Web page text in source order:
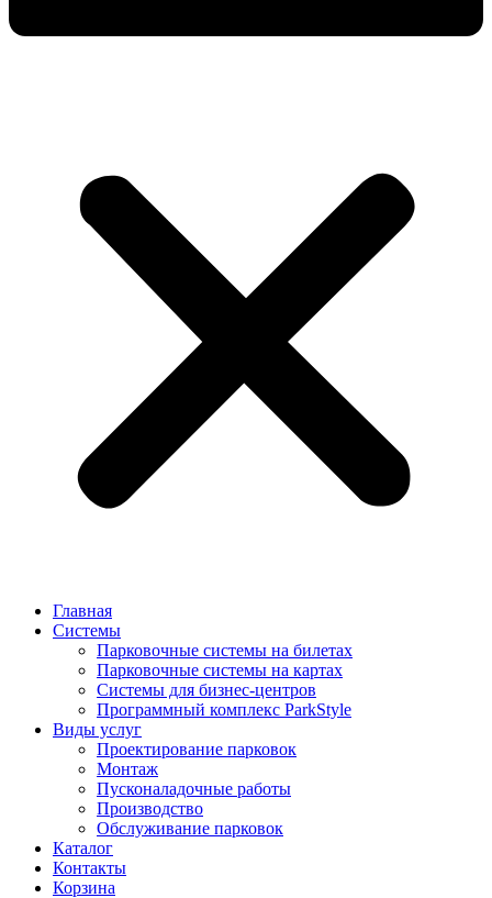
Главная
Системы
Парковочные системы на билетах
Парковочные системы на картах
Системы для бизнес-центров
Программный комплекс ParkStyle
Виды услуг
Проектирование парковок
Монтаж
Пусконаладочные работы
Производство
Обслуживание парковок
Каталог
Контакты
Корзина